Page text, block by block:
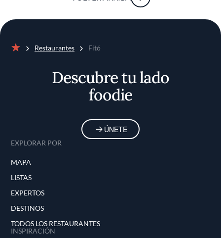
Restaurantes Fitó
Descubre tu lado
foodie
ÚNETE
EXPLORAR POR
MAPA
LISTAS
EXPERTOS
DESTINOS
TODOS LOS RESTAURANTES
INSPIRACIÓN